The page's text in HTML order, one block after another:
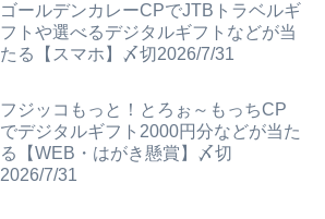
ゴールデンカレーCPでJTBトラベルギ
フトや選べるデジタルギフトなどが当
たる【スマホ】〆切2026/7/31
フジッコもっと！とろぉ～もっちCP
でデジタルギフト2000円分などが当た
る【WEB・はがき懸賞】〆切
2026/7/31